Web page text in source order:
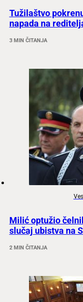
Tužilaštvo
napada na
3 MIN ČITANJA
Milić optužio
slučaj ubistva na
2 MIN ČITANJA